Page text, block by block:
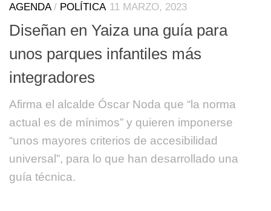
AGENDA/ POLÍTICA 11 MARZO, 2023
Diseñan en Yaiza una guía para
unos parques infantiles más
integradores
Afirma el alcalde Óscar Noda que “la norma
actual es de mínimos” y quieren imponerse
“unos mayores criterios de accesibilidad
universal”, para lo que han desarrollado una
guía técnica.